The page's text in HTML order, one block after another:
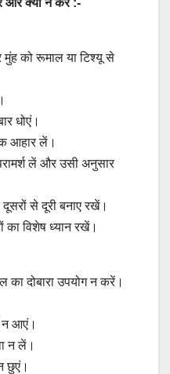
को रूमाल या टिश्यू से
धोएं।
आहार लें।
लें और उसी अनुसार
से दूरी बनाए रखें।
का विशेष ध्यान रखें।
का दोबारा उपयोग न करें।
न आएं।
न लें।
छुएं।